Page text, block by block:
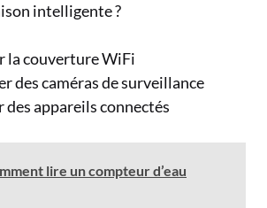
intelligente ?
la couverture WiFi
des caméras de surveillance
des appareils connectés
lire un compteur d’eau